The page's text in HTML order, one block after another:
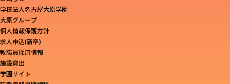
学校法人名古屋大原学園
大原グループ
個人情報保護方針
求人申込(新卒)
教職員採用情報
施設貸出
学園サイト